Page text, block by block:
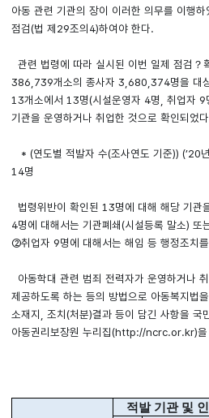
아동 관련 기관의 장이 이러한 의무를 이행
점검(법 제29조의4)하여야 한다.
관련 법령에 따라 실시된 이번 일제 점검？
386,739개소의 종사자 3,680,374명을 대
13개소에서 13명(시설운영자 4명, 취업자 9
기관을 운영하거나 취업한 것으로 확인되었
* (연도별 적발자 수(조사연도 기준)) (’20
14명
법령위반이 확인된 13명에 대해 해당 기관
4명에 대해서는 기관폐쇄(시설등록 말소) 또
②취업자 9명에 대해서는 해임 등 행정조치
아동학대 관련 범죄 전력자가 운영하거나
제공하도록 하는 등의 방법으로 아동복지법
소재지, 조치(처분)결과 등이 담긴 사항을 국
아동권리보장원 누리집(http://ncrc.or.kr)을
적발 기관 및